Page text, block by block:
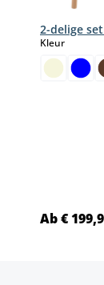
2-delige
Kleurselect
Ab €